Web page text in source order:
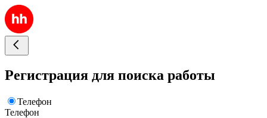
Регистрация для поиска работы
Телефон
Телефон